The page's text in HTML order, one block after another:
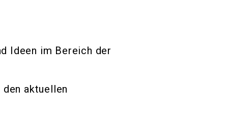
Ideen im Bereich der
aktuellen